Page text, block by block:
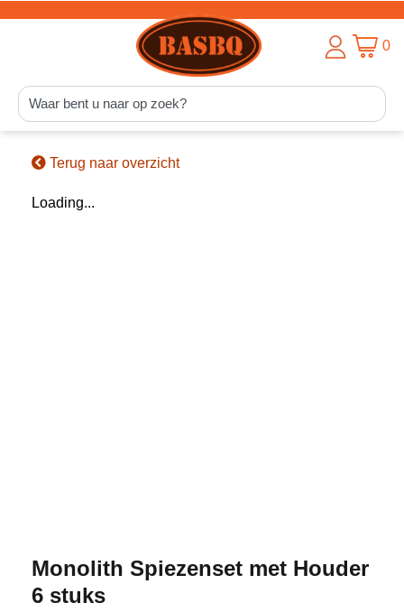
0
Terug naar overzicht
Loading...
Monolith Spiezenset met Houder
6 stuks